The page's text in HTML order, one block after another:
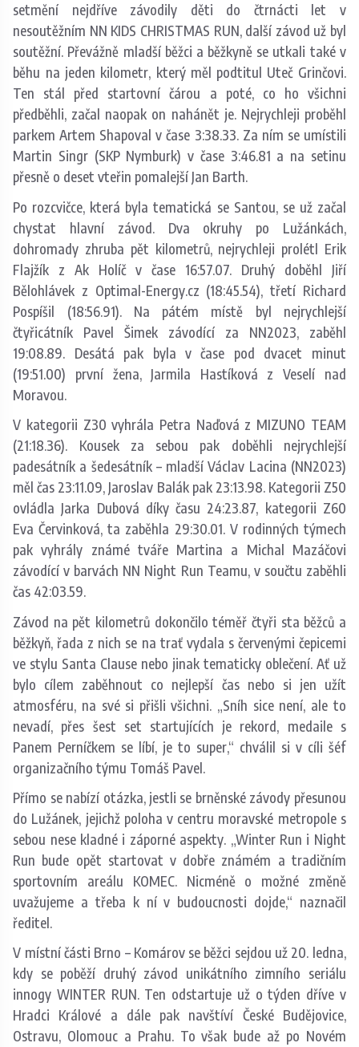
setmění nejdříve závodily děti do čtrnácti let v
nesoutěžním NN KIDS CHRISTMAS RUN, další závod už byl
soutěžní. Převážně mladší běžci a běžkyně se utkali také v
běhu na jeden kilometr, který měl podtitul Uteč Grinčovi.
Ten stál před startovní čárou a poté, co ho všichni
předběhli, začal naopak on nahánět je. Nejrychleji proběhl
parkem Artem Shapoval v čase 3:38.33. Za ním se umístili
Martin Singr (SKP Nymburk) v čase 3:46.81 a na setinu
přesně o deset vteřin pomalejší Jan Barth.
Po rozcvičce, která byla tematická se Santou, se už začal
chystat hlavní závod. Dva okruhy po Lužánkách,
dohromady zhruba pět kilometrů, nejrychleji prolétl Erik
Flajžík z Ak Holíč v čase 16:57.07. Druhý doběhl Jiří
Bělohlávek z Optimal-Energy.cz (18:45.54), třetí Richard
Pospíšil (18:56.91). Na pátém místě byl nejrychlejší
čtyřicátník Pavel Šimek závodící za NN2023, zaběhl
19:08.89. Desátá pak byla v čase pod dvacet minut
(19:51.00) první žena, Jarmila Hastíková z Veselí nad
Moravou.
V kategorii Z30 vyhrála Petra Naďová z MIZUNO TEAM
(21:18.36). Kousek za sebou pak doběhli nejrychlejší
padesátník a šedesátník – mladší Václav Lacina (NN2023)
měl čas 23:11.09, Jaroslav Balák pak 23:13.98. Kategorii Z50
ovládla Jarka Dubová díky času 24:23.87, kategorii Z60
Eva Červinková, ta zaběhla 29:30.01. V rodinných týmech
pak vyhrály známé tváře Martina a Michal Mazáčovi
závodící v barvách NN Night Run Teamu, v součtu zaběhli
čas 42:03.59.
Závod na pět kilometrů dokončilo téměř čtyři sta běžců a
běžkyň, řada z nich se na trať vydala s červenými čepicemi
ve stylu Santa Clause nebo jinak tematicky oblečení. Ať už
bylo cílem zaběhnout co nejlepší čas nebo si jen užít
atmosféru, na své si přišli všichni. „Sníh sice není, ale to
nevadí, přes šest set startujících je rekord, medaile s
Panem Perníčkem se líbí, je to super,“ chválil si v cíli šéf
organizačního týmu Tomáš Pavel.
Přímo se nabízí otázka, jestli se brněnské závody přesunou
do Lužánek, jejichž poloha v centru moravské metropole s
sebou nese kladné i záporné aspekty. „Winter Run i Night
Run bude opět startovat v dobře známém a tradičním
sportovním areálu KOMEC. Nicméně o možné změně
uvažujeme a třeba k ní v budoucnosti dojde,“ naznačil
ředitel.
V místní části Brno – Komárov se běžci sejdou už 20. ledna,
kdy se poběží druhý závod unikátního zimního seriálu
innogy WINTER RUN. Ten odstartuje už o týden dříve v
Hradci Králové a dále pak navštíví České Budějovice,
Ostravu, Olomouc a Prahu. To však bude až po Novém